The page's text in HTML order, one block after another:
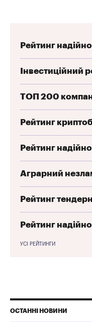
Рейтинг
Інвестиційний
ТОП 200
Рейтинг
Рейтинг
Аграрний
Рейтинг
Рейтинг
УСІ РЕЙТИНГИ
ОСТАННІ НОВИНИ